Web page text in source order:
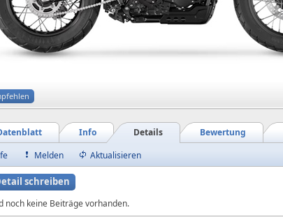
Bewertung
Details
Info
Melden Aktualisieren
schreiben
noch keine Beiträge vorhanden.